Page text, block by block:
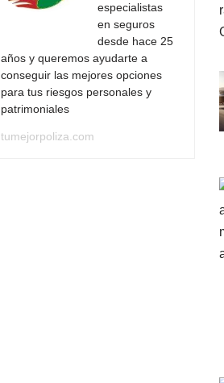
especialistas
en seguros
desde hace 25
años y queremos ayudarte a
conseguir las mejores opciones
para tus riesgos personales y
patrimoniales
tumejorpoliza.com